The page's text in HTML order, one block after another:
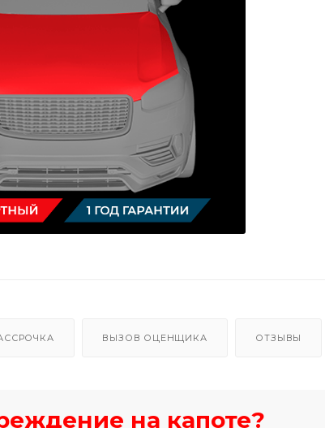
ВЫЗОВ ОЦЕНЩИКА ОТЗЫВЫ
на капоте?